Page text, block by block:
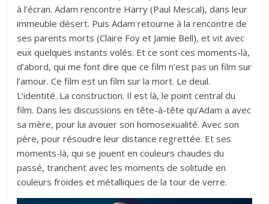
à l’écran. Adam rencontre Harry (Paul Mescal), dans leur
immeuble désert. Puis Adam retourne à la rencontre de
ses parents morts (Claire Foy et Jamie Bell), et vit avec
eux quelques instants volés. Et ce sont ces moments-là,
d’abord, qui me font dire que ce film n’est pas un film sur
l’amour. Ce film est un film sur la mort. Le deuil.
L’identité. La construction. Il est là, le point central du
film. Dans les discussions en tête-à-tête qu’Adam a avec
sa mère, pour lui avouer son homosexualité. Avec son
père, pour résoudre leur distance regrettée. Et ses
moments-là, qui se jouent en couleurs chaudes du
passé, tranchent avec les moments de solitude en
couleurs froides et métalliques de la tour de verre.